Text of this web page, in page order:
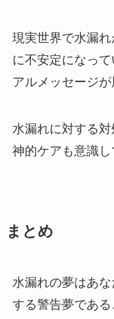
現実世界で水漏
に不安定になっ
アルメッセージが
水漏れに対する
神的ケアも意識し
まとめ
水漏れの夢はあ
する警告夢である